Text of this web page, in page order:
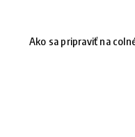
Ako sa pripraviť na